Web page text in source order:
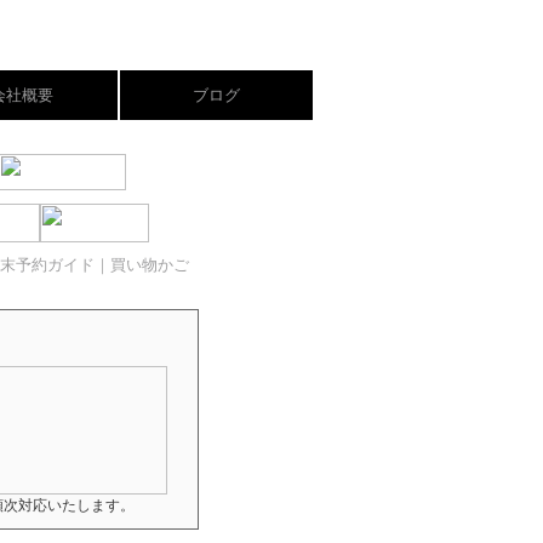
社概要 ブログ
予約ガイド ｜買い物かご
対応いたします。